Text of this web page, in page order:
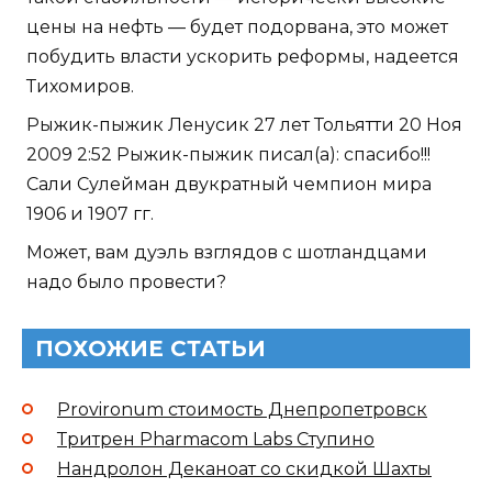
цены на нефть — будет подорвана, это может
побудить власти ускорить реформы, надеется
Тихомиров.
Рыжик-пыжик Ленусик 27 лет Тольятти 20 Ноя
2009 2:52 Рыжик-пыжик писал(а): спасибо!!!
Сали Сулейман двукратный чемпион мира
1906 и 1907 гг.
Может, вам дуэль взглядов с шотландцами
надо было провести?
ПОХОЖИЕ СТАТЬИ
Provironum стоимость Днепропетровск
Тритрен Pharmacom Labs Ступино
Нандролон Деканоат со скидкой Шахты